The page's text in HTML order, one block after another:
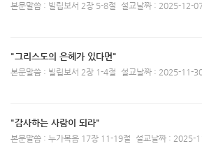
본문말씀 : 빌립보서 2장 5-8절 설교날짜 : 2025-12-
"그리스도의 은헤가 있다면"
본문말씀 : 빌립보서 2장 1-4절 설교날짜 : 2025-11-
"감사하는 사람이 되라"
본문말씀 : 누가복음 17장 11-19절 설교날짜 : 2025-